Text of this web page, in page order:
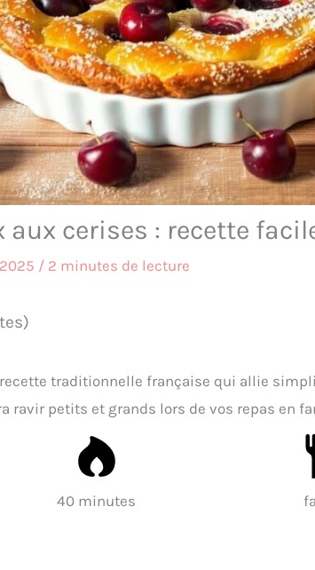
cerises : recette
/ 2 minutes de lecture
traditionnelle française qui allie
ravir petits et grands lors de vos repas en
40 minutes